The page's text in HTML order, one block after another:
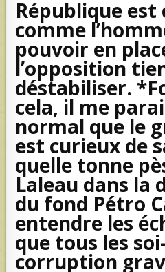
République est
comme
pouvoir en
l’opposition
déstabiliser.
cela, il me
normal que le
est curieux de
quelle tonne
Laleau dans la
du fond Pétro
entendre les
que tous les
corruption